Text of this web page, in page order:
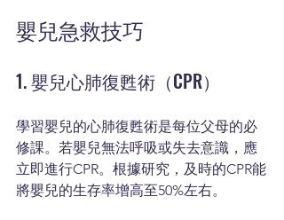
嬰兒急救技巧
1. 嬰兒心肺復甦術（CPR）
學習嬰兒的心肺復甦術是每位父母的必
修課。若嬰兒無法呼吸或失去意識，應
立即進行CPR。根據研究，及時的CPR能
將嬰兒的生存率增高至50%左右。